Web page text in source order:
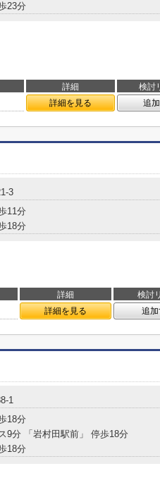
23分
詳細 検討
詳細を見る 追
3
11分
18分
詳細 検討
詳細を見る 追加
1
18分
9分 「岩村田駅前」 停歩18分
18分